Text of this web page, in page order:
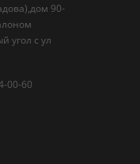
90-
угол с ул
00-60